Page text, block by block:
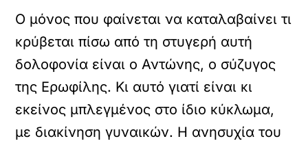
Ο μόνος που φαίνεται να καταλαβαίνει τι
κρύβεται πίσω από τη στυγερή αυτή
δολοφονία είναι ο Αντώνης, ο σύζυγος
της Ερωφίλης. Κι αυτό γιατί είναι κι
εκείνος μπλεγμένος στο ίδιο κύκλωμα,
με διακίνηση γυναικών. Η ανησυχία του